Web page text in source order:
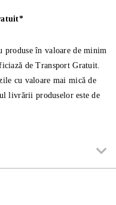
produse în valoare de minim
de Transport Gratuit.
cu valoare mai mică de
livrării produselor este de